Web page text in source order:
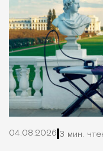
04.08.2026 3 мин.